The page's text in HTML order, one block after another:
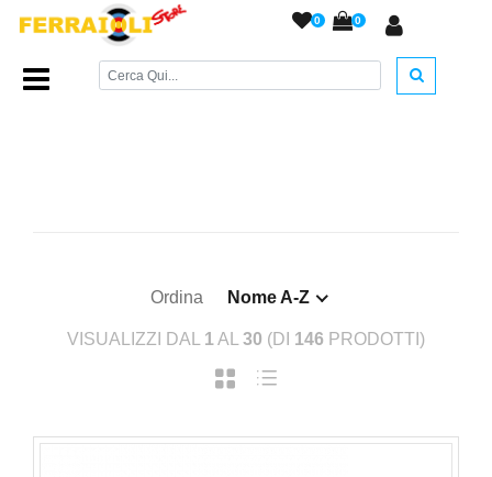
0 0
Home Page/Beretta/
Ordina Nome A-Z
VISUALIZZI DAL 1 AL 30 (DI 146 PRODOTTI)